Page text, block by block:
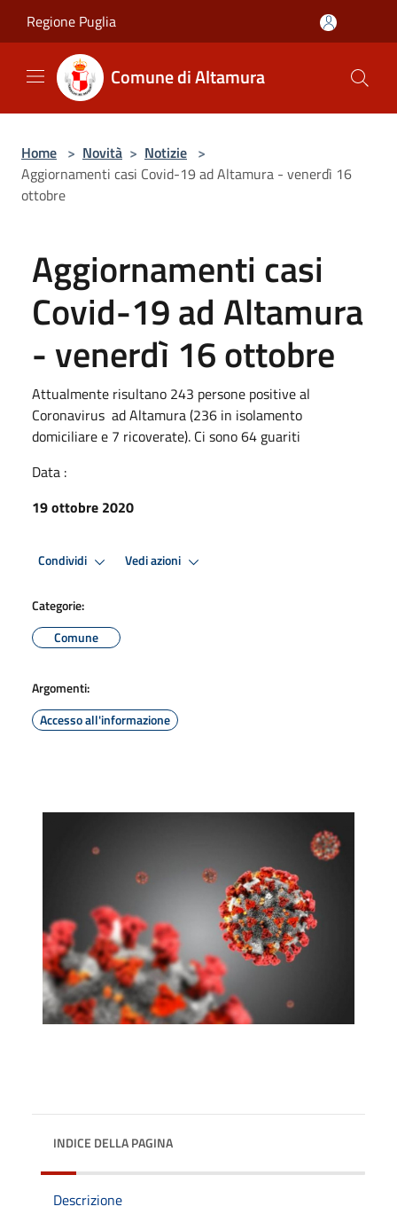
Regione Puglia
Comune di Altamura
Home > Novità > Notizie >
Aggiornamenti casi Covid-19 ad Altamura - venerdì 16
ottobre
Aggiornamenti casi
Covid-19 ad Altamura
- venerdì 16 ottobre
Attualmente risultano 243 persone positive al
Coronavirus ad Altamura (236 in isolamento
domiciliare e 7 ricoverate). Ci sono 64 guariti
Data :
19 ottobre 2020
Condividi Vedi azioni
Categorie:
Comune
Argomenti:
Accesso all'informazione
INDICE DELLA PAGINA
Descrizione